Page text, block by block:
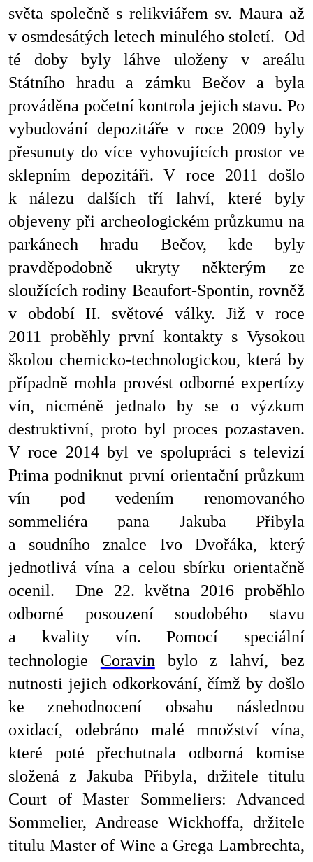
světa společně s relikviářem sv. Maura až
v osmdesátých letech minulého století. Od
té doby byly láhve uloženy v areálu
Státního hradu a zámku Bečov a byla
prováděna početní kontrola jejich stavu. Po
vybudování depozitáře v roce 2009 byly
přesunuty do více vyhovujících prostor ve
sklepním depozitáři. V roce 2011 došlo
k nálezu dalších tří lahví, které byly
objeveny při archeologickém průzkumu na
parkánech hradu Bečov, kde byly
pravděpodobně ukryty některým ze
sloužících rodiny Beaufort-Spontin, rovněž
v období II. světové války. Již v roce
2011 proběhly první kontakty s Vysokou
školou chemicko-technologickou, která by
případně mohla provést odborné expertízy
vín, nicméně jednalo by se o výzkum
destruktivní, proto byl proces pozastaven.
V roce 2014 byl ve spolupráci s televizí
Prima podniknut první orientační průzkum
vín pod vedením renomovaného
sommeliéra pana Jakuba Přibyla
a soudního znalce Ivo Dvořáka, který
jednotlivá vína a celou sbírku orientačně
ocenil. Dne 22. května 2016 proběhlo
odborné posouzení soudobého stavu
a kvality vín. Pomocí speciální
technologie Coravin bylo z lahví, bez
nutnosti jejich odkorkování, čímž by došlo
ke znehodnocení obsahu následnou
oxidací, odebráno malé množství vína,
které poté přechutnala odborná komise
složená z Jakuba Přibyla, držitele titulu
Court of Master Sommeliers: Advanced
Sommelier, Andrease Wickhoffa, držitele
titulu Master of Wine a Grega Lambrechta,